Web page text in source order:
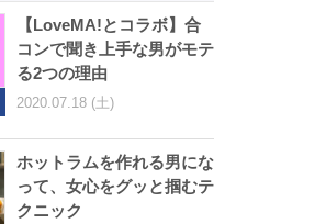
【LoveMA!とコラボ】合
コンで聞き上手な男がモテ
る2つの理由
2020.07.18 (土)
ホットラムを作れる男にな
って、女心をグッと掴むテ
クニック